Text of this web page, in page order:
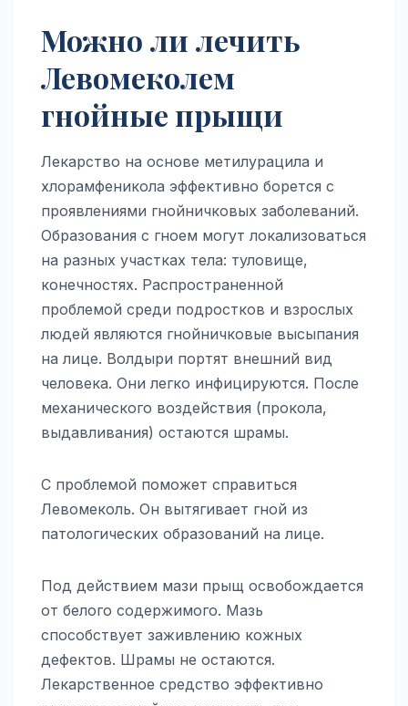
Можно ли лечить
Левомеколем
гнойные прыщи
Лекарство на основе метилурацила и
хлорамфеникола эффективно борется с
проявлениями гнойничковых заболеваний.
Образования с гноем могут локализоваться
на разных участках тела: туловище,
конечностях. Распространенной
проблемой среди подростков и взрослых
людей являются гнойничковые высыпания
на лице. Волдыри портят внешний вид
человека. Они легко инфицируются. После
механического воздействия (прокола,
выдавливания) остаются шрамы.
С проблемой поможет справиться
Левомеколь. Он вытягивает гной из
патологических образований на лице.
Под действием мази прыщ освобождается
от белого содержимого. Мазь
способствует заживлению кожных
дефектов. Шрамы не остаются.
Лекарственное средство эффективно